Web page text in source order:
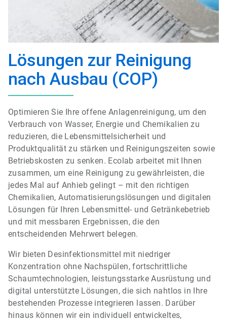
Lösungen zur Reinigung
nach Ausbau (COP)
Optimieren Sie Ihre offene Anlagenreinigung, um den
Verbrauch von Wasser, Energie und Chemikalien zu
reduzieren, die Lebensmittelsicherheit und
Produktqualität zu stärken und Reinigungszeiten sowie
Betriebskosten zu senken. Ecolab arbeitet mit Ihnen
zusammen, um eine Reinigung zu gewährleisten, die
jedes Mal auf Anhieb gelingt – mit den richtigen
Chemikalien, Automatisierungslösungen und digitalen
Lösungen für Ihren Lebensmittel- und Getränkebetrieb
und mit messbaren Ergebnissen, die den
entscheidenden Mehrwert belegen.
Wir bieten Desinfektionsmittel mit niedriger
Konzentration ohne Nachspülen, fortschrittliche
Schaumtechnologien, leistungsstarke Ausrüstung und
digital unterstützte Lösungen, die sich nahtlos in Ihre
bestehenden Prozesse integrieren lassen. Darüber
hinaus können wir ein individuell entwickeltes,